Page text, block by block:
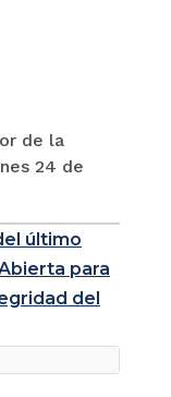
de la
24 de
último
para
del